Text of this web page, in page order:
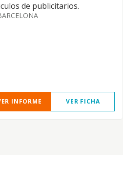
de publicitarios.
INFORME VER FICHA